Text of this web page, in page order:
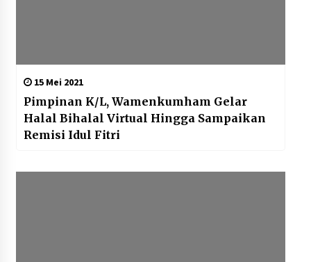
15 Mei 2021
Pimpinan K/L, Wamenkumham Gelar
Halal Bihalal Virtual Hingga Sampaikan
Remisi Idul Fitri